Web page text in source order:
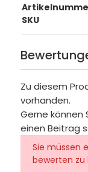
SKU
Zu diesem
vorhanden.
Gerne können
einen Beitrag
Sie müssen
bewerten zu